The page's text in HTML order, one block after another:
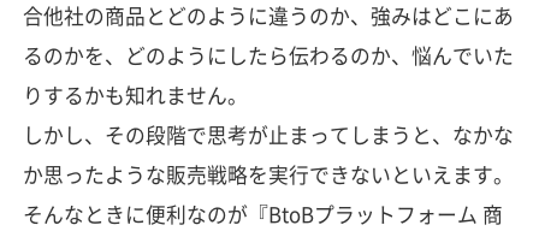
合他社の商品とどのように違うのか、強みはどこにあ
るのかを、どのようにしたら伝わるのか、悩んでいた
りするかも知れません。
しかし、その段階で思考が止まってしまうと、なかな
か思ったような販売戦略を実行できないといえます。
そんなときに便利なのが『BtoBプラットフォーム 商